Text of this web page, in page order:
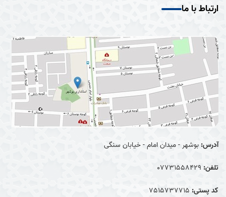
ارتباط با ما
آدرس: بوشهر - میدان امام - خیابان سنگی
تلفن: 07731558429
کد پستی: 7515737715